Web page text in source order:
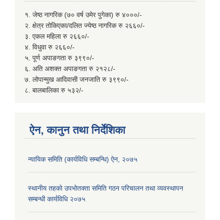
१. जेष्ठ नागरिक (७० वर्ष उमेर पुगेका) रु ४०००/-
२. क्षेत्र तोकिएका/दलित ज्येष्ठ नागरिक रु २६६०/-
३. एकल महिला रु २६६०/-
४. विधुवा रु २६६०/-
५. पूर्ण अपाङगता रु ३९९०/-
६. अति अशक्त अपाङगता रु २१२८/-
७. लोपान्मुख आदिवासी जनजाति रु ३९९०/-
८. बालबालिका रु ५३२/-
ऐन, कानुन तथा निर्देशिका
न्यायिक समिति (कार्यविधि सम्बन्धि) ऐन, २०७५
स्थानीय तहकाे उपभोतक्ता समिति गठन परिचालन तथा व्यवस्थापन
सम्बन्धी कार्यविधि २०७५